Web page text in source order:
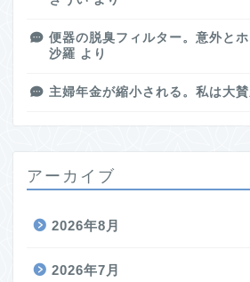
便器の脱臭フィルター。意外とホ
沙羅 より
主婦年金が縮小される。私は大
アーカイブ
2026年8月
2026年7月